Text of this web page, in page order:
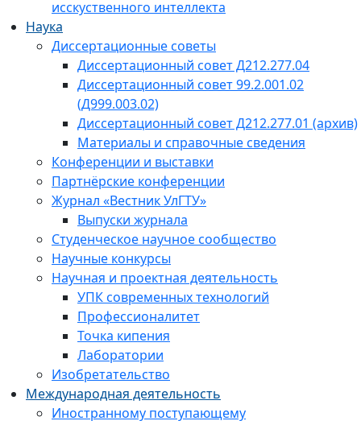
исскуственного интеллекта
Наука
Диссертационные советы
Диссертационный совет Д212.277.04
Диссертационный совет 99.2.001.02
(Д999.003.02)
Диссертационный совет Д212.277.01 (архив)
Материалы и справочные сведения
Конференции и выставки
Партнёрские конференции
Журнал «Вестник УлГТУ»
Выпуски журнала
Студенческое научное сообщество
Научные конкурсы
Научная и проектная деятельность
УПК современных технологий
Профессионалитет
Точка кипения
Лаборатории
Изобретательство
Международная деятельность
Иностранному поступающему